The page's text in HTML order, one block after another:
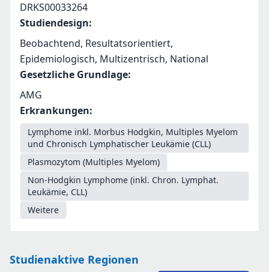
DRKS00033264
Studiendesign:
Beobachtend, Resultatsorientiert,
Epidemiologisch, Multizentrisch, National
Gesetzliche Grundlage:
AMG
Erkrankungen:
Lymphome inkl. Morbus Hodgkin, Multiples Myelom
und Chronisch Lymphatischer Leukämie (CLL)
Plasmozytom (Multiples Myelom)
Non-Hodgkin Lymphome (inkl. Chron. Lymphat.
Leukämie, CLL)
Weitere
Studienaktive Regionen